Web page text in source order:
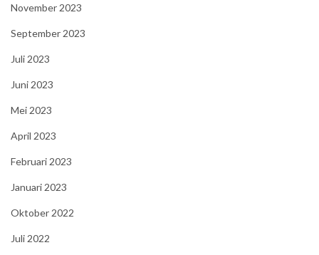
November 2023
September 2023
Juli 2023
Juni 2023
Mei 2023
April 2023
Februari 2023
Januari 2023
Oktober 2022
Juli 2022